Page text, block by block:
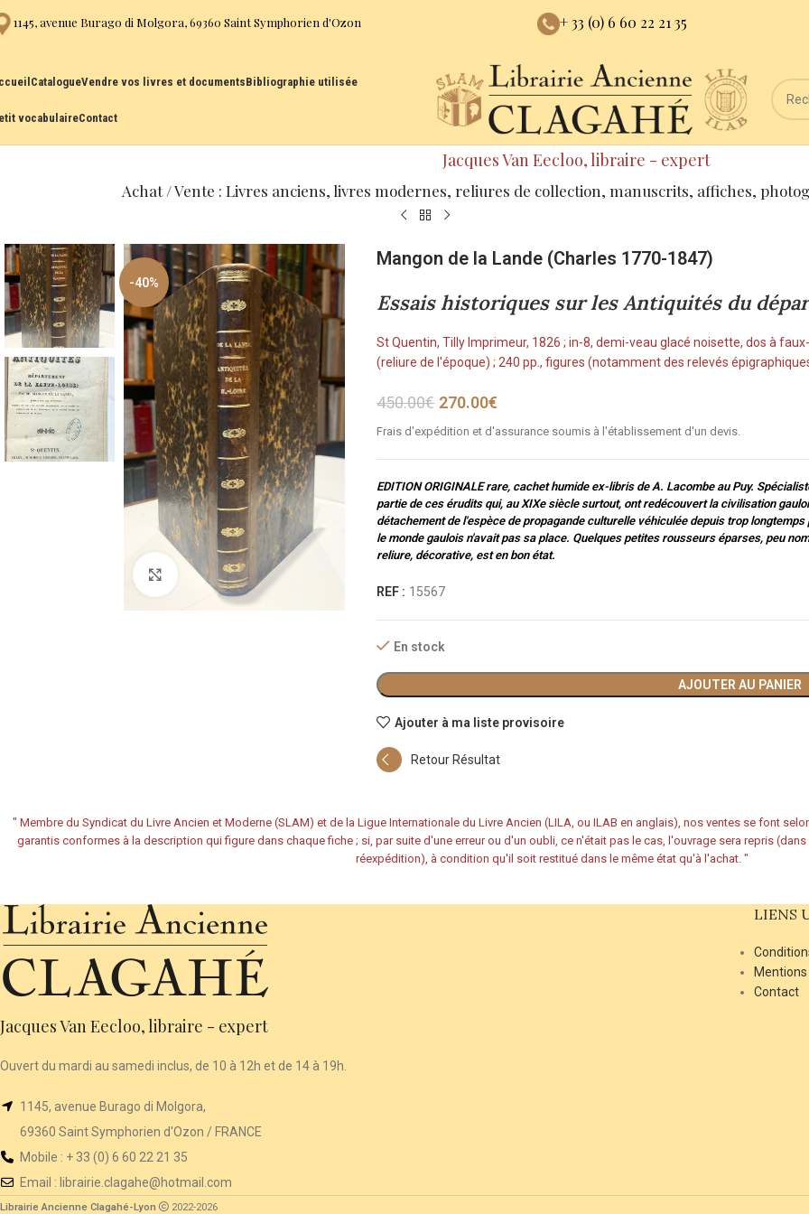
1145, avenue Burago di Molgora, 69360 Saint Symphorien d'Ozon + 33 (0) 6 60 22 21 35
CatalogueVendre vos livres et documentsBibliographie utilisée
vocabulaireContact
Jacques Van Eecloo, libraire - expert
Achat / Vente : Livres anciens, livres modernes, reliures de collection, manuscrits, affiches,
-40%
Cliquez pour agrandir
Mangon de la Lande (Charles 1770-1847)
Essais historiques sur les Antiquités du
St Quentin, Tilly Imprimeur, 1826 ; in-8, demi-veau glacé noisette, dos à
(reliure de l'époque) ; 240 pp., figures (notamment des relevés
450.00€ 270.00€
Frais d'expédition et d'assurance soumis à l'établissement d'un devis.
EDITION ORIGINALE rare, cachet humide ex-libris de A. Lacombe au Puy.
partie de ces érudits qui, au XIXe siècle surtout, ont redécouvert la civilisation
détachement de l'espèce de propagande culturelle véhiculée depuis trop
le monde gaulois n'avait pas sa place. Quelques petites rousseurs éparses, peu
reliure, décorative, est en bon état.
REF : 15567
En stock
AJOUTER AU PANIER
Ajouter à ma liste provisoire
Retour Résultat
" Membre du Syndicat du Livre Ancien et Moderne (SLAM) et de la Ligue Internationale du Livre Ancien (LILA, ou ILAB en anglais), nos ventes se font
garantis conformes à la description qui figure dans chaque fiche ; si, par suite d'une erreur ou d'un oubli, ce n'était pas le cas, l'ouvrage sera repris
réexpédition), à condition qu'il soit restitué dans le même état qu'à l'achat. "
Jacques Van Eecloo, libraire - expert
Ouvert du mardi au samedi inclus, de 10 à 12h et de 14 à 19h.
1145, avenue Burago di Molgora,
69360 Saint Symphorien d'Ozon / FRANCE
Mobile : + 33 (0) 6 60 22 21 35
Email : librairie .clagahe@hotmail.com
LIENS
Mentions
Contact
Librairie Ancienne Clagahé-Lyon 2022-2026